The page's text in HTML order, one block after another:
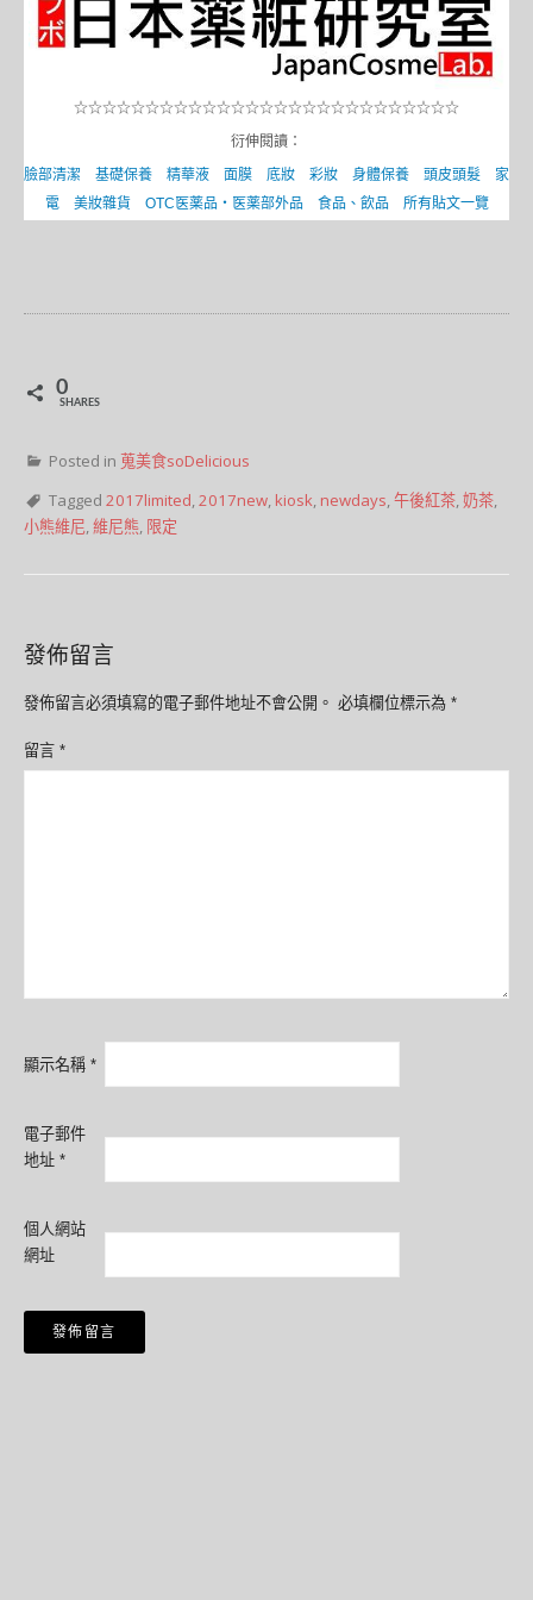
☆☆☆☆☆☆☆☆☆☆☆☆☆☆☆☆☆☆☆☆☆☆☆☆☆☆☆
衍伸閱讀：
臉部清潔
基礎保養 精華液 面膜 底妝 彩妝 身體保養 頭皮頭髮
家
電
美妝雜貨 OTC医薬品・医薬部外品 食品、飲品 所有貼文一覽
0
SHARES
Posted in 蒐美食soDelicious
Tagged 2017limited,2017new, kiosk, newdays,午後紅茶,奶茶,
小熊維尼,維尼熊, 限定
發佈留言
發佈留言必須填寫的電子郵件地址不會公開。 必填欄位標示為 *
留言 *
顯示名稱 *
電子郵件
地址 *
個人網站
網址